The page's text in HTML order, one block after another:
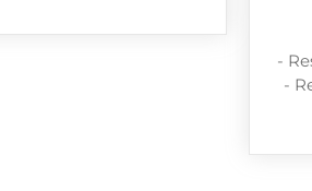
-
-